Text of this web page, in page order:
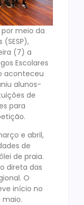
meio da
(7) a
Escolares
aconteceu
alunos-
de
para
e abril,
de
de praia.
direta das
O
início no
maio.